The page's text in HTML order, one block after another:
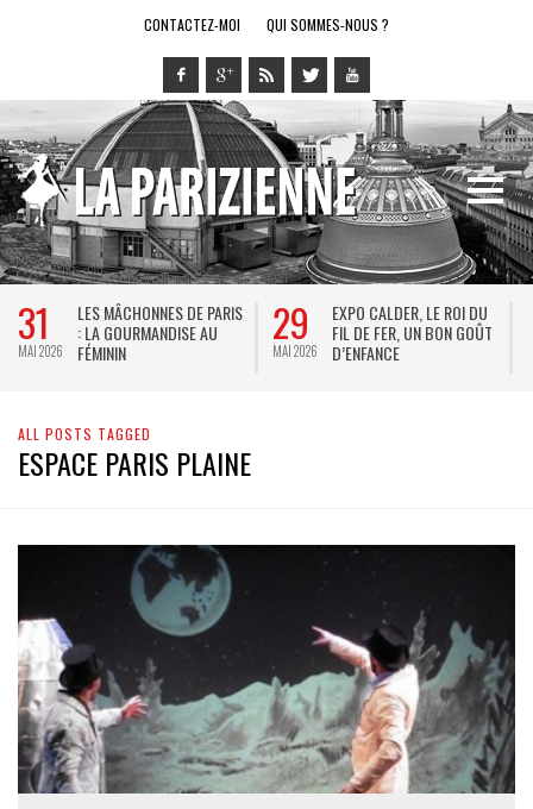
CONTACTEZ-MOI QUI SOMMES-NOUS ?
31
MAI 2026
LES MÂCHONNES DE PARIS
: LA GOURMANDISE AU
FÉMININ
29
MAI 2026
EXPO CALDER, LE ROI DU
FIL DE FER, UN BON GOÛT
D’ENFANCE
ALL POSTS TAGGED
ESPACE PARIS PLAINE